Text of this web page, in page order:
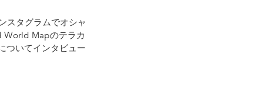
スタグラムでオシャ
World Mapのテラカ
ついてインタビュー